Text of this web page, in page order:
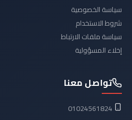
سياسة الخصوصية
شروط الاستخدام
سياسة ملفات الارتباط
إخلاء المسؤولية
تواصل معنا
01024561824